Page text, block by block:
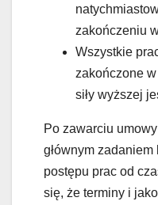
zakończeniu
Wszystkie
zakończone
siły wyższej
Po zawarciu
głównym
postępu prac od
się, że terminy i